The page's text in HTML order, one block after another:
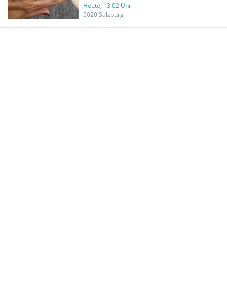
Heute, 13:02 Uhr
5020 Salzburg